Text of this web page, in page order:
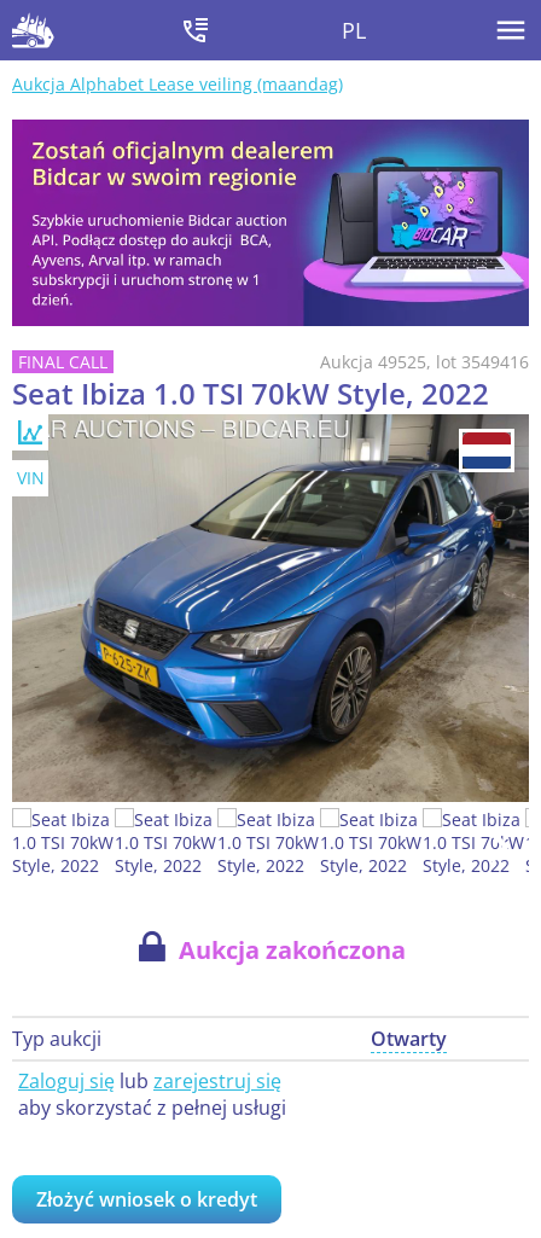
PL
Aukcja Alphabet Lease veiling (maandag)
Aukcja 49525, lot 3549416
Seat Ibiza 1.0 TSI 70kW Style, 2022
VIN
Aukcja zakończona
Typ aukcji
Otwarty
Zaloguj się lub zarejestruj się
aby skorzystać z pełnej usługi
Złożyć wniosek o kredyt